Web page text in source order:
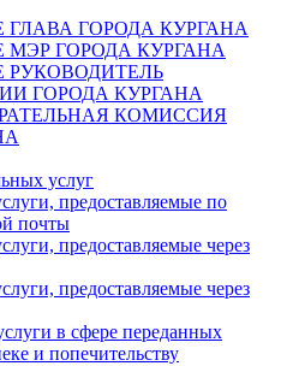
ГОРОДА КУРГАНА
МЭР ГОРОДА КУРГАНА
РУКОВОДИТЕЛЬ
ГОРОДА КУРГАНА
КОМИССИЯ
услуг
предоставляемые по
почты
предоставляемые через
предоставляемые через
в сфере переданных
и попечительству